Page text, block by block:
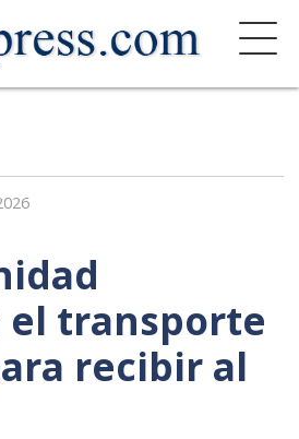
el transporte
recibir al